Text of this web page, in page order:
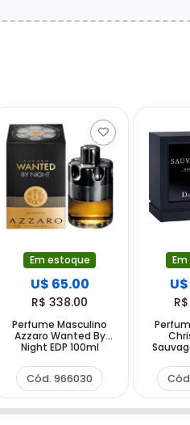
Em estoque
U$ 65.00
R$ 338.00
Perfume Masculino
Azzaro Wanted By
Night EDP 100ml
Cód. 966030